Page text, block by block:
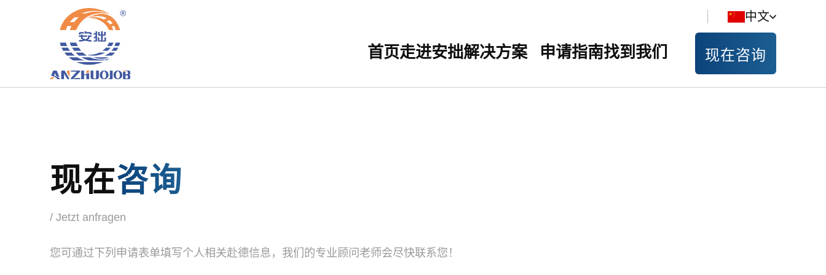
中文
首页走进安拙解决方案 申请指南找到我们 现在咨询
现在咨询
/ Jetzt anfragen
您可通过下列申请表单填写个人相关赴德信息，我们的专业顾问老师会尽快联系您！